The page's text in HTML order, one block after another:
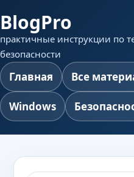
BlogPro
практичные инструкции по
безопасности
Главная Все
Windows